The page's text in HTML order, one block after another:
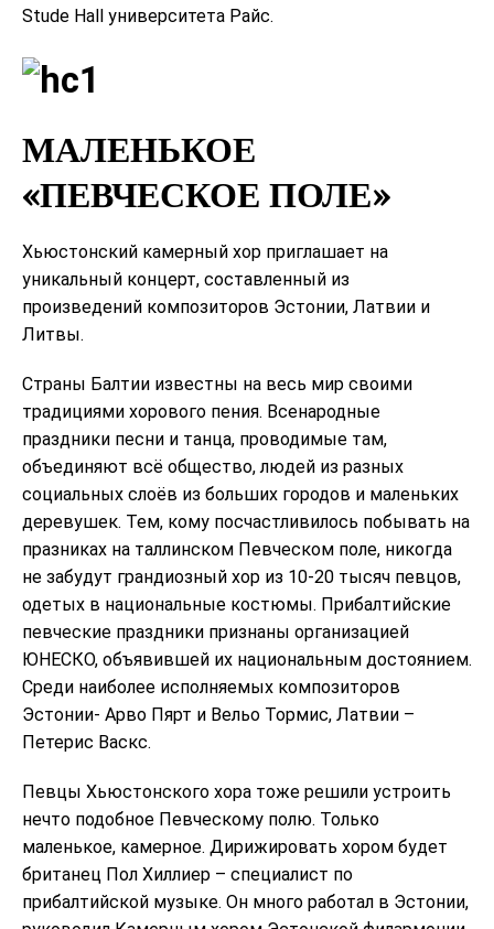
Stude Hall университета Райс.
МАЛЕНЬКОЕ
«ПЕВЧЕСКОЕ ПОЛЕ»
Хьюстонский камерный хор приглашает на
уникальный концерт, составленный из
произведений композиторов Эстонии, Латвии и
Литвы.
Страны Балтии известны на весь мир своими
традициями хорового пения. Всенародные
праздники песни и танца, проводимые там,
объединяют всё общество, людей из разных
социальных слоёв из больших городов и маленьких
деревушек. Тем, кому посчастливилось побывать на
празниках на таллинском Певческом поле, никогда
не забудут грандиозный хор из 10-20 тысяч певцов,
одетых в национальные костюмы. Прибалтийские
певческие праздники признаны организацией
ЮНЕСКО, объявившей их национальным достоянием.
Среди наиболее исполняемых композиторов
Эстонии- Арво Пярт и Вельо Тормис, Латвии –
Петерис Васкс.
Певцы Хьюстонского хора тоже решили устроить
нечто подобное Певческому полю. Только
маленькое, камерное. Дирижировать хором будет
британец Пол Хиллиер – специалист по
прибалтийской музыке. Он много работал в Эстонии,